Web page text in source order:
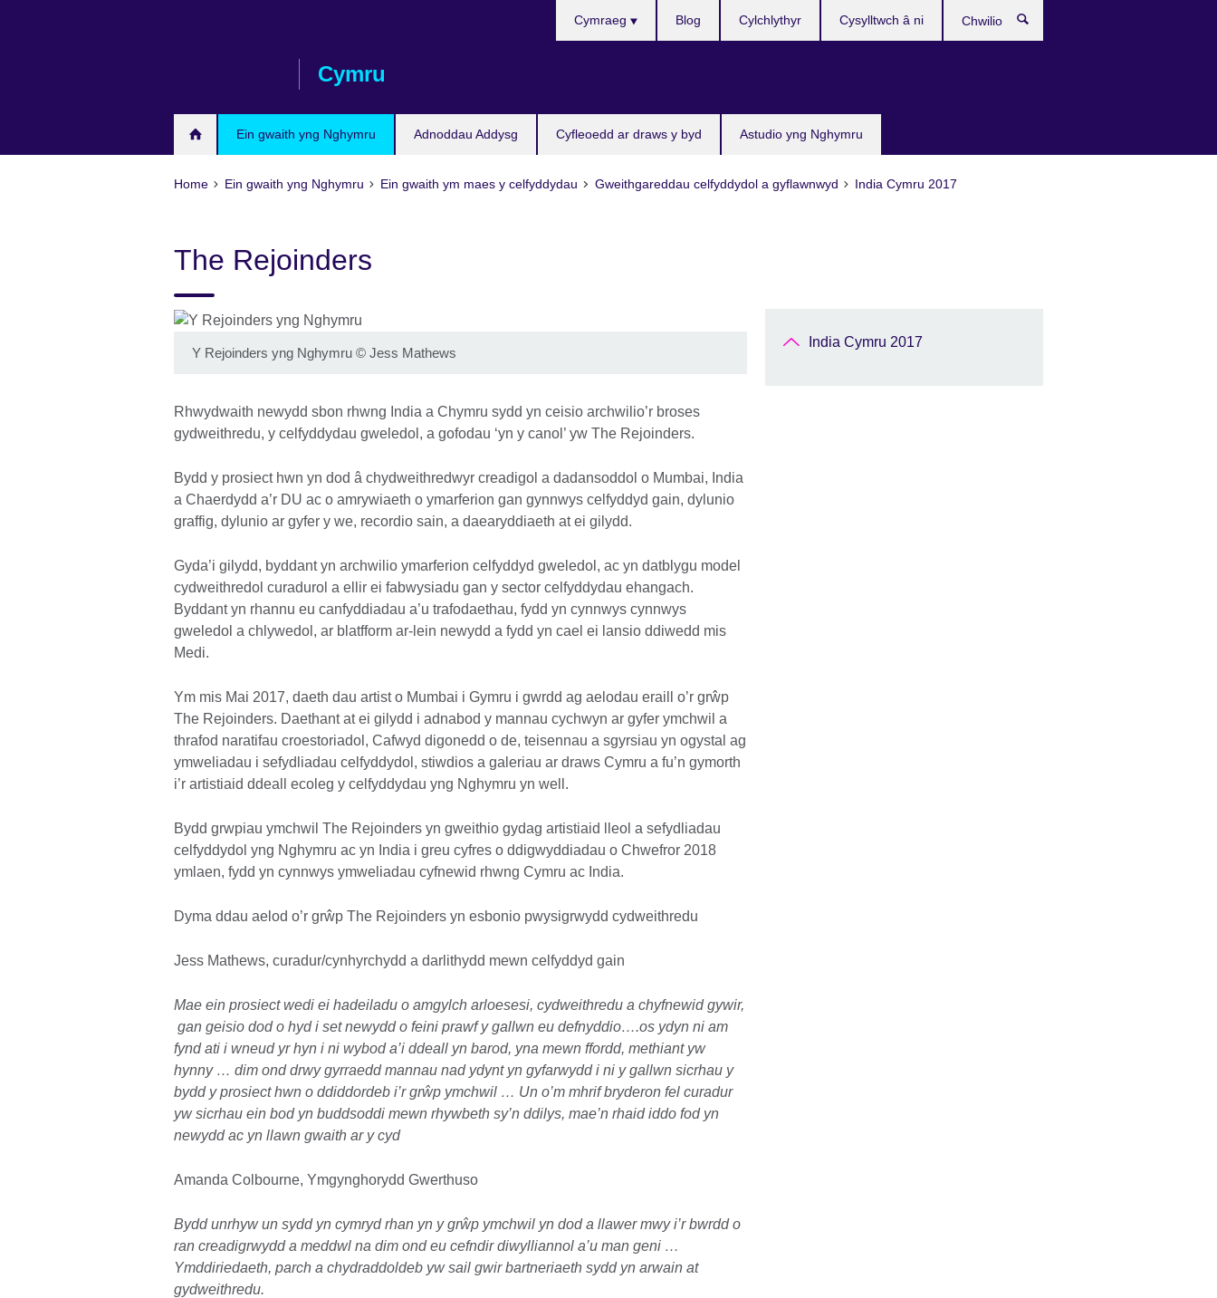
Cymru
Ein gwaith yng Nghymru Adnoddau Addysg Cyfleoedd ar draws y byd Astudio yng Nghymru
Cymraeg Blog Cylchlythyr Cysylltwch â ni
Home Ein gwaith yng Nghymru Ein gwaith ym maes y celfyddydau Gweithgareddau celfyddydol a gyflawnwyd India Cymru 2017
The Rejoinders
Y Rejoinders yng Nghymru © Jess Mathews
Rhwydwaith newydd sbon rhwng India a Chymru sydd yn ceisio archwilio’r broses
gydweithredu, y celfyddydau gweledol, a gofodau ‘yn y canol’ yw The Rejoinders.
Bydd y prosiect hwn yn dod â chydweithredwyr creadigol a dadansoddol o Mumbai, India
a Chaerdydd a’r DU ac o amrywiaeth o ymarferion gan gynnwys celfyddyd gain, dylunio
graffig, dylunio ar gyfer y we, recordio sain, a daearyddiaeth at ei gilydd.
Gyda’i gilydd, byddant yn archwilio ymarferion celfyddyd gweledol, ac yn datblygu model
cydweithredol curadurol a ellir ei fabwysiadu gan y sector celfyddydau ehangach.
Byddant yn rhannu eu canfyddiadau a’u trafodaethau, fydd yn cynnwys cynnwys
gweledol a chlywedol, ar blatfform ar-lein newydd a fydd yn cael ei lansio ddiwedd mis
Medi.
Ym mis Mai 2017, daeth dau artist o Mumbai i Gymru i gwrdd ag aelodau eraill o’r grŵp
The Rejoinders. Daethant at ei gilydd i adnabod y mannau cychwyn ar gyfer ymchwil a
thrafod naratifau croestoriadol, Cafwyd digonedd o de, teisennau a sgyrsiau yn ogystal ag
ymweliadau i sefydliadau celfyddydol, stiwdios a galeriau ar draws Cymru a fu’n gymorth
i’r artistiaid ddeall ecoleg y celfyddydau yng Nghymru yn well.
Bydd grwpiau ymchwil The Rejoinders yn gweithio gydag artistiaid lleol a sefydliadau
celfyddydol yng Nghymru ac yn India i greu cyfres o ddigwyddiadau o Chwefror 2018
ymlaen, fydd yn cynnwys ymweliadau cyfnewid rhwng Cymru ac India.
Dyma ddau aelod o’r grŵp The Rejoinders yn esbonio pwysigrwydd cydweithredu
Jess Mathews, curadur/cynhyrchydd a darlithydd mewn celfyddyd gain
Mae ein prosiect wedi ei hadeiladu o amgylch arloesesi, cydweithredu a chyfnewid gywir,
gan geisio dod o hyd i set newydd o feini prawf y gallwn eu defnyddio….os ydyn ni am
fynd ati i wneud yr hyn i ni wybod a’i ddeall yn barod, yna mewn ffordd, methiant yw
hynny … dim ond drwy gyrraedd mannau nad ydynt yn gyfarwydd i ni y gallwn sicrhau y
bydd y prosiect hwn o ddiddordeb i’r grŵp ymchwil … Un o’m mhrif bryderon fel curadur
yw sicrhau ein bod yn buddsoddi mewn rhywbeth sy’n ddilys, mae’n rhaid iddo fod yn
newydd ac yn llawn gwaith ar y cyd
Amanda Colbourne, Ymgynghorydd Gwerthuso
Bydd unrhyw un sydd yn cymryd rhan yn y grŵp ymchwil yn dod a llawer mwy i’r bwrdd o
ran creadigrwydd a meddwl na dim ond eu cefndir diwylliannol a’u man geni …
Ymddiriedaeth, parch a chydraddoldeb yw sail gwir bartneriaeth sydd yn arwain at
gydweithredu.
India Cymru 2017